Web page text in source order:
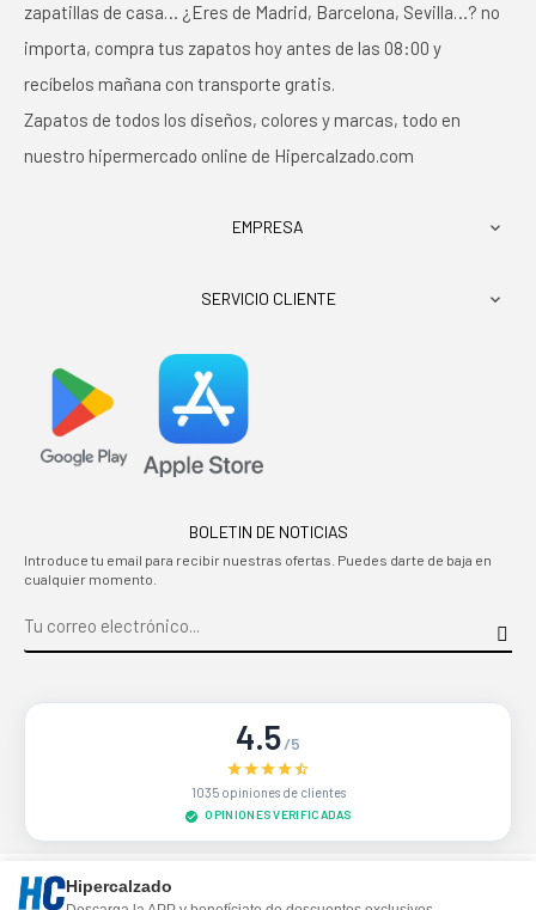
zapatillas de casa… ¿Eres de Madrid, Barcelona, Sevilla…? no
importa, compra tus zapatos hoy antes de las 08:00 y
recíbelos mañana con transporte gratis.
Zapatos de todos los diseños, colores y marcas, todo en
nuestro hipermercado online de Hipercalzado.com
EMPRESA 
SERVICIO CLIENTE 
BOLETIN DE NOTICIAS
Introduce tu email para recibir nuestras ofertas. Puedes darte de baja en
cualquier momento.
4.5/5
1035 opiniones de clientes
OPINIONES VERIFICADAS
Sitio protegido por reCAPTCHA.
Hipercalzado